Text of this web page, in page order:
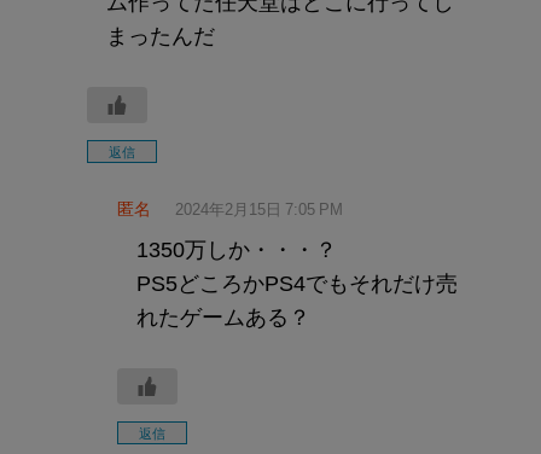
まったんだ
返信
匿名 2024年2月15日 7:05 PM
1350万しか・・・？
PS5どころかPS4でもそれだけ売
れたゲームある？
返信